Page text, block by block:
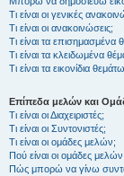
Τι είναι οι γενικές
Τι είναι οι ανακοινώσεις;
Τι είναι τα επισημασμένα
Τι είναι τα κλειδωμένα
Τι είναι τα εικονίδια
Επίπεδα μελών και
Τι είναι οι Διαχειριστές;
Τι είναι οι Συντονιστές;
Τι είναι οι ομάδες μελών;
Πού είναι οι ομάδες
Πώς μπορώ να γίνω